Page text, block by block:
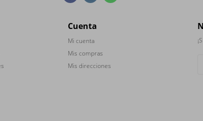
Cuenta
Mi cuenta
Mis compras
Mis direcciones